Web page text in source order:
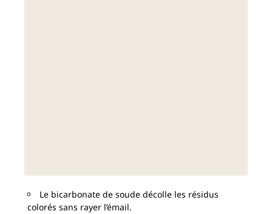
Le bicarbonate de soude décolle les résidus
colorés sans rayer l’émail.